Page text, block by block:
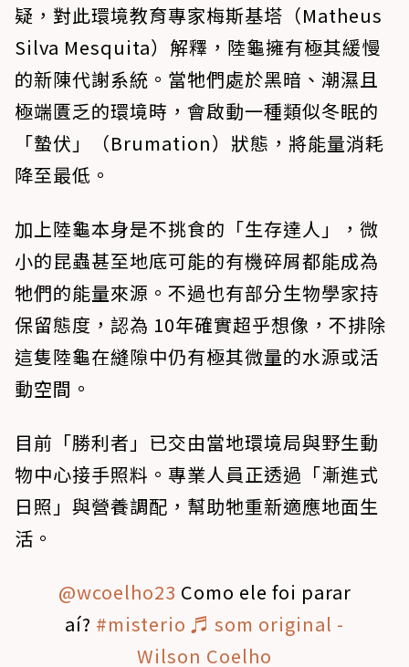
疑，對此環境教育專家梅斯基塔（Matheus
Silva Mesquita）解釋，陸龜擁有極其緩慢
的新陳代謝系統。當牠們處於黑暗、潮濕且
極端匱乏的環境時，會啟動一種類似冬眠的
「蟄伏」（Brumation）狀態，將能量消耗
降至最低。
加上陸龜本身是不挑食的「生存達人」，微
小的昆蟲甚至地底可能的有機碎屑都能成為
牠們的能量來源。不過也有部分生物學家持
保留態度，認為 10年確實超乎想像，不排除
這隻陸龜在縫隙中仍有極其微量的水源或活
動空間。
目前「勝利者」已交由當地環境局與野生動
物中心接手照料。專業人員正透過「漸進式
日照」與營養調配，幫助牠重新適應地面生
活。
@wcoelho23 Como ele foi parar
aí? #misterio ♬ som original -
Wilson Coelho